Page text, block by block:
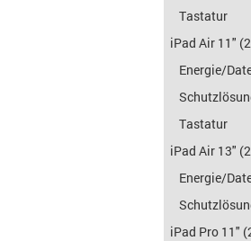
Tastatur
iPad Air 11"
Energie/
Tastatur
iPad Air 13"
Energie/
iPad Pro 11"